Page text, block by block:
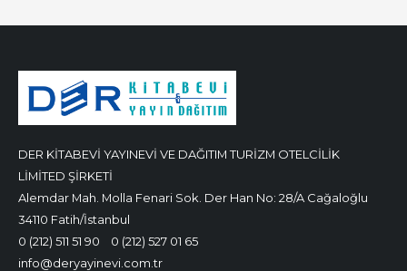
DER KİTABEVİ YAYINEVİ VE DAĞITIM TURİZM OTELCİLİK
LİMİTED ŞİRKETİ
Alemdar Mah. Molla Fenari Sok. Der Han No: 28/A Cağaloğlu
34110 Fatih/İstanbul
0 (212) 511 51 90
0 (212) 527 01 65
info@deryayinevi.com.tr